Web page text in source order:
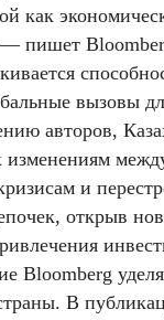
как
пишет
вызовы
авторов,
изменениям
и
открыв
Bloomberg
В